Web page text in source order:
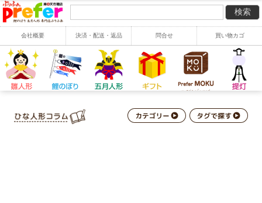
会社概要 決済・配送・返品 問合せ 買い物カゴ